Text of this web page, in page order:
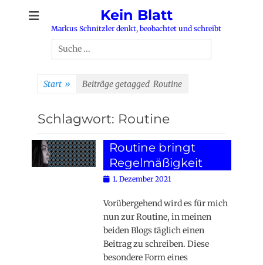
Kein Blatt
Markus Schnitzler denkt, beobachtet und schreibt
Suchen
nach:
Start » Beiträge getagged Routine
Schlagwort: Routine
Routine bringt
Regelmäßigkeit
Posted
1. Dezember 2021
Vorübergehend wird es für mich
nun zur Routine, in meinen
beiden Blogs täglich einen
Beitrag zu schreiben. Diese
besondere Form eines